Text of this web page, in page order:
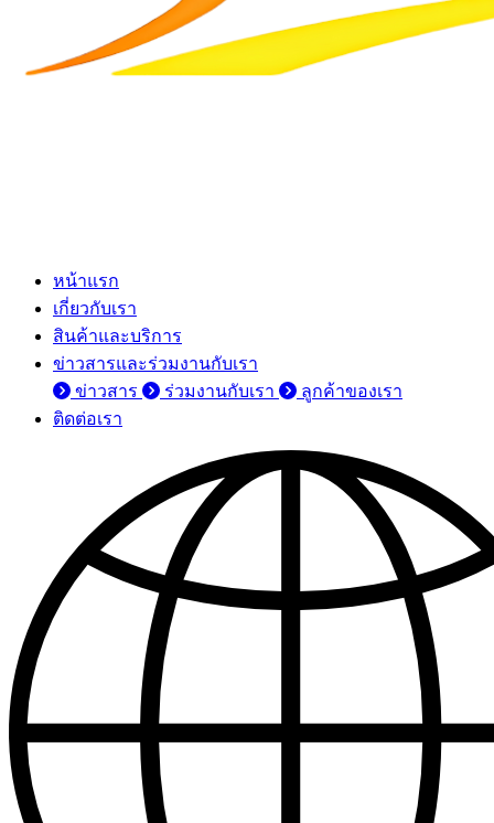
หน้าแรก
เกี่ยวกับเรา
สินค้าและบริการ
ข่าวสารและร่วมงานกับเรา
ข่าวสาร
ร่วมงานกับเรา
ลูกค้าของเรา
ติดต่อเรา